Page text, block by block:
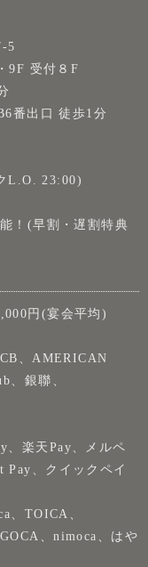
5
9F 受付８F
番出口 徒歩1分
L.O. 23:00)
！(早割・遅割特典
円(宴会平均)
、AMERICAN
、銀聯、
、楽天Pay、メルペ
Pay、クイックペイ
、TOICA、
、nimoca、はや